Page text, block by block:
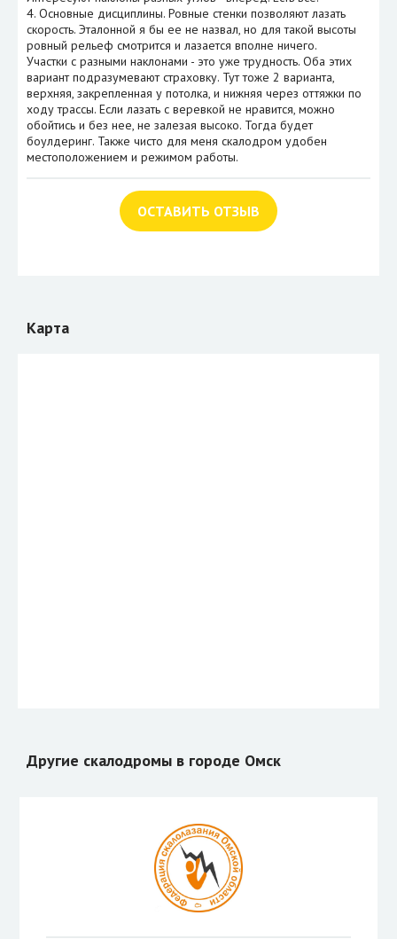
4. Основные дисциплины. Ровные стенки позволяют лазать
скорость. Эталонной я бы ее не назвал, но для такой высоты
ровный рельеф смотрится и лазается вполне ничего.
Участки с разными наклонами - это уже трудность. Оба этих
вариант подразумевают страховку. Тут тоже 2 варианта,
верхняя, закрепленная у потолка, и нижняя через оттяжки по
ходу трассы. Если лазать с веревкой не нравится, можно
обойтись и без нее, не залезая высоко. Тогда будет
боулдеринг. Также чисто для меня скалодром удобен
местоположением и режимом работы.
ОСТАВИТЬ ОТЗЫВ
Карта
Другие скалодромы в городе Омск